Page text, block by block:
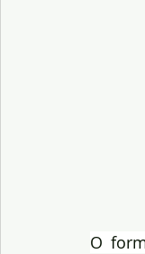
O